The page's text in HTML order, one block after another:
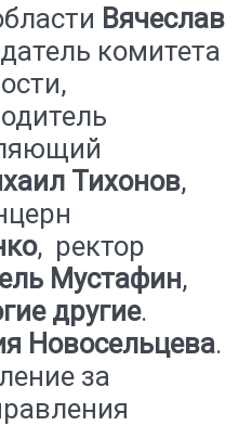
Вячеслав
комитета
Тихонов,
, ректор
Мустафин,
другие.
Новосельцева.
за